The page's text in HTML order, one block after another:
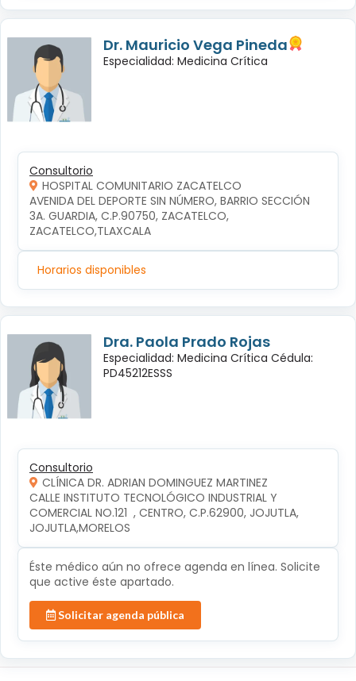
Dr. Mauricio Vega Pineda
Especialidad: Medicina Crítica
Consultorio
HOSPITAL COMUNITARIO ZACATELCO
AVENIDA DEL DEPORTE SIN NÚMERO, BARRIO SECCIÓN
3A. GUARDIA, C.P.90750, ZACATELCO,
ZACATELCO,TLAXCALA
Horarios disponibles
Dra. Paola Prado Rojas
Especialidad: Medicina Crítica Cédula:
PD45212ESSS
Consultorio
CLÍNICA DR. ADRIAN DOMINGUEZ MARTINEZ
CALLE INSTITUTO TECNOLÓGICO INDUSTRIAL Y
COMERCIAL NO.121  , CENTRO, C.P.62900, JOJUTLA,
JOJUTLA,MORELOS
Éste médico aún no ofrece agenda en línea. Solicite
que active éste apartado.
Solicitar agenda pública